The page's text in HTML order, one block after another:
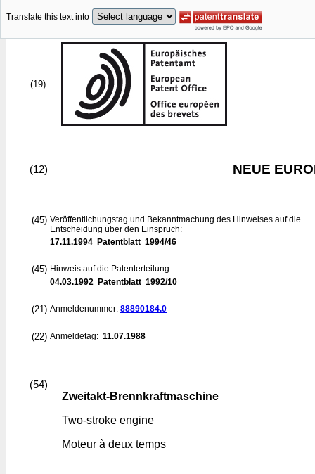
Translate this text into
(19)
(12) NEUE
(45) Veröffentlichungstag und Bekanntmachung des Hinweises auf die
Entscheidung über den Einspruch:
17.11.1994 Patentblatt 1994/46
(45) Hinweis auf die Patenterteilung:
04.03.1992 Patentblatt 1992/10
(21) Anmeldenummer: 88890184.0
(22) Anmeldetag: 11.07.1988
(54)
Zweitakt-Brennkraftmaschine
Two-stroke engine
Moteur à deux temps